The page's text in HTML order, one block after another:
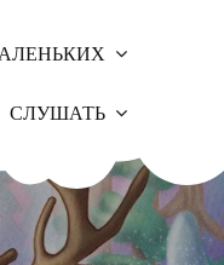
СЛУШАТЬ